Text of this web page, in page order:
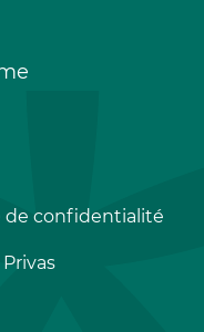
de confidentialité
Privas